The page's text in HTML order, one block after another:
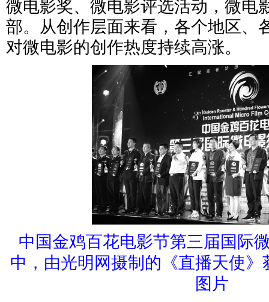
微电影奖、微电影评选活动，微电
部。从创作层面来看，各个地区、
对微电影的创作热度持续高涨。
中国金鸡百花电影节第三届国际
中，由光明网摄制的《直播天使
图片